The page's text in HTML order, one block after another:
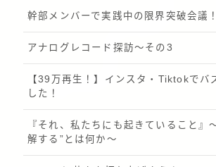
幹部メンバーで実践中の限界突破会議！
アナログレコード探訪～その3
【39万再生！】インスタ・Tiktokでバ
した！
『それ、私たちにも起きていること』
解する”とは何か～